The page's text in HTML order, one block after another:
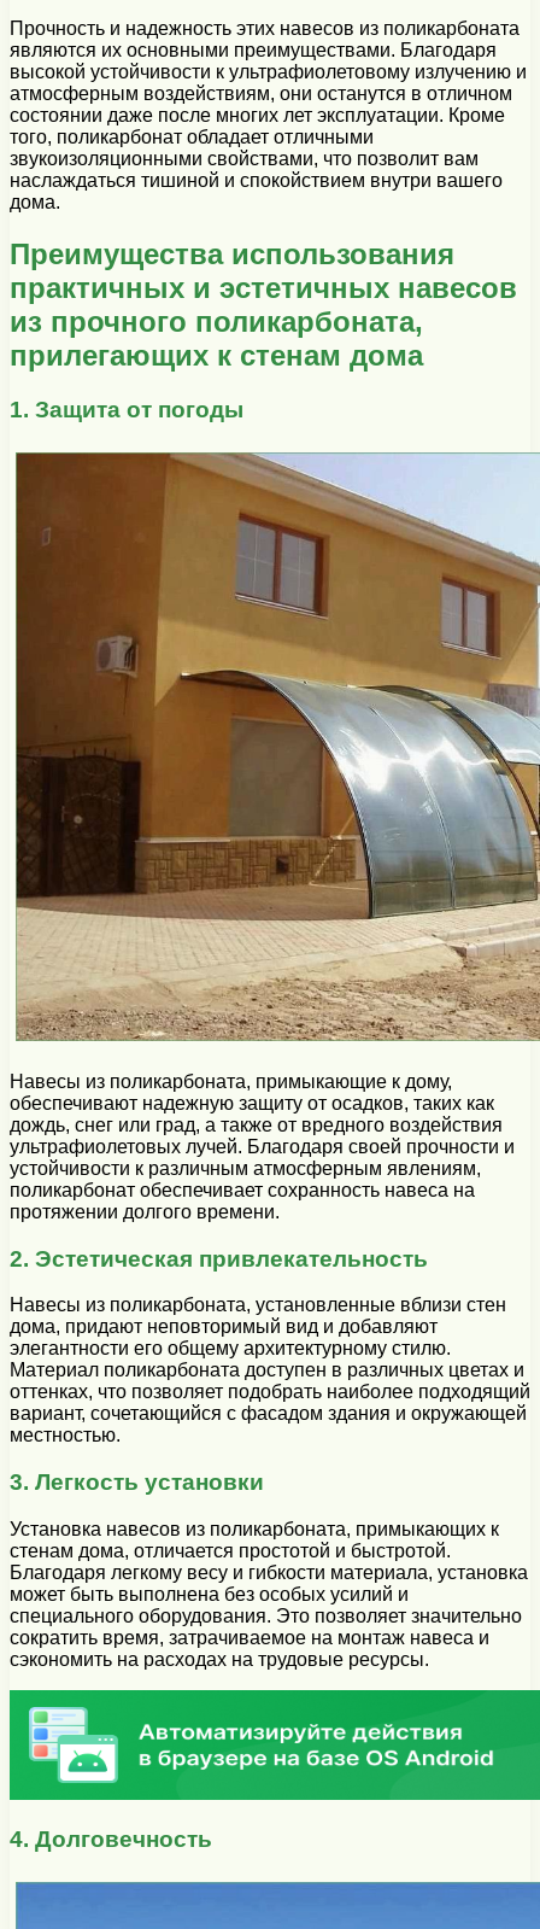
Прочность и надежность этих навесов из поликарбоната
являются их основными преимуществами. Благодаря
высокой устойчивости к ультрафиолетовому излучению и
атмосферным воздействиям, они останутся в отличном
состоянии даже после многих лет эксплуатации. Кроме
того, поликарбонат обладает отличными
звукоизоляционными свойствами, что позволит вам
наслаждаться тишиной и спокойствием внутри вашего
дома.
Преимущества использования
практичных и эстетичных навесов
из прочного поликарбоната,
прилегающих к стенам дома
1. Защита от погоды
Навесы из поликарбоната, примыкающие к дому,
обеспечивают надежную защиту от осадков, таких как
дождь, снег или град, а также от вредного воздействия
ультрафиолетовых лучей. Благодаря своей прочности и
устойчивости к различным атмосферным явлениям,
поликарбонат обеспечивает сохранность навеса на
протяжении долгого времени.
2. Эстетическая привлекательность
Навесы из поликарбоната, установленные вблизи стен
дома, придают неповторимый вид и добавляют
элегантности его общему архитектурному стилю.
Материал поликарбоната доступен в различных цветах и
оттенках, что позволяет подобрать наиболее подходящий
вариант, сочетающийся с фасадом здания и окружающей
местностью.
3. Легкость установки
Установка навесов из поликарбоната, примыкающих к
стенам дома, отличается простотой и быстротой.
Благодаря легкому весу и гибкости материала, установка
может быть выполнена без особых усилий и
специального оборудования. Это позволяет значительно
сократить время, затрачиваемое на монтаж навеса и
сэкономить на расходах на трудовые ресурсы.
4. Долговечность